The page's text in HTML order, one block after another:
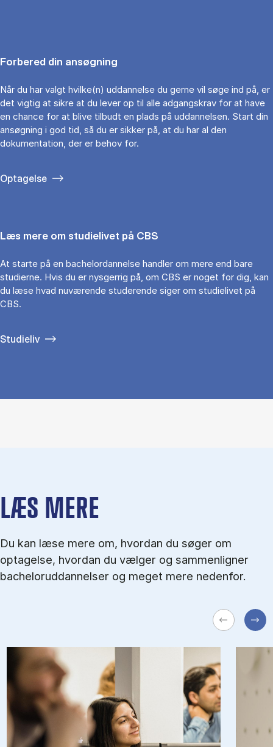
Forbered din ansøgning
Når du har valgt hvilke(n) uddannelse du gerne vil søge ind på, er
det vigtig at sikre at du lever op til alle adgangskrav for at have
en chance for at blive tilbudt en plads på uddannelsen. Start din
ansøgning i god tid, så du er sikker på, at du har al den
dokumentation, der er behov for.
Optagelse
Læs mere om studielivet på CBS
At starte på en bachelordannelse handler om mere end bare
studierne. Hvis du er nysgerrig på, om CBS er noget for dig, kan
du læse hvad nuværende studerende siger om studielivet på
CBS.
Studieliv
LÆS MERE
Du kan læse mere om, hvordan du søger om
optagelse, hvordan du vælger og sammenligner
bacheloruddannelser og meget mere nedenfor.